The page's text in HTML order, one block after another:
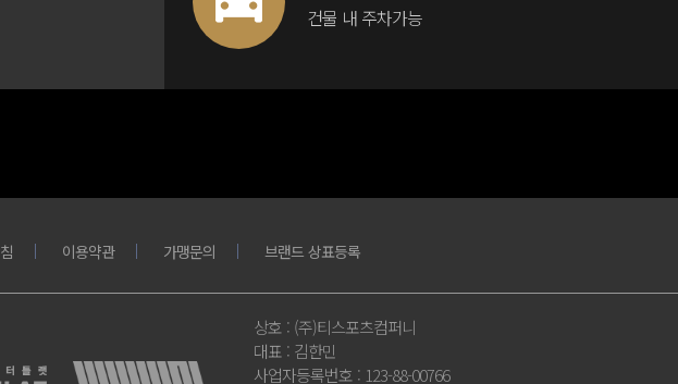
건물 내 주차가능
이용약관 가맹문의 브랜드 상표등록
상호 : (주)티스포츠컴퍼니
대표 : 김한민
사업자등록번호 : 123-88-00766